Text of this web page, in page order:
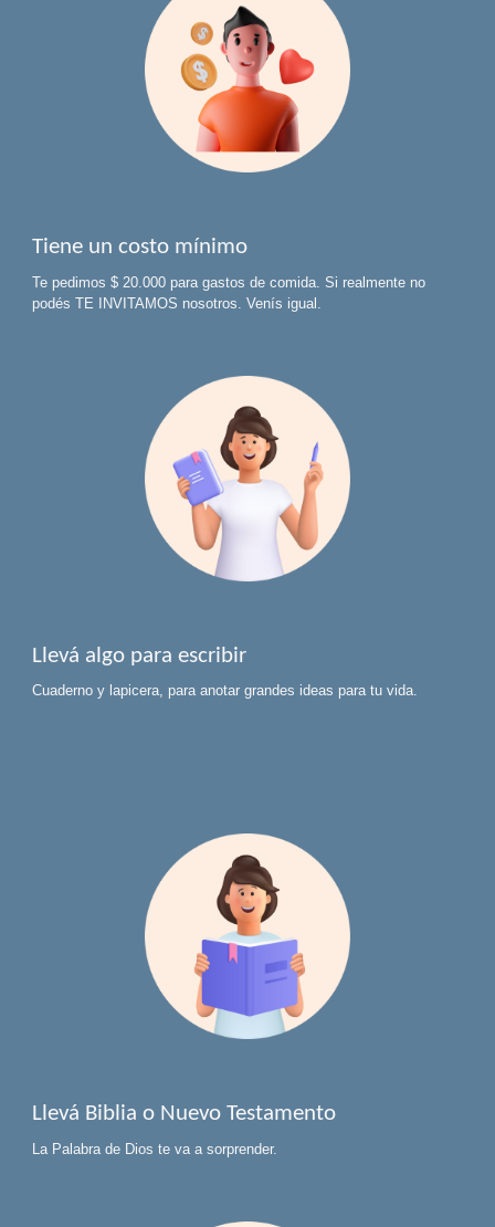
Tiene un costo mínimo
Te pedimos $ 20.000 para gastos de comida. Si realmente no
podés TE INVITAMOS nosotros. Venís igual.
Llevá algo para escribir
Cuaderno y lapicera, para anotar grandes ideas para tu vida.
Llevá Biblia o Nuevo Testamento
La Palabra de Dios te va a sorprender.